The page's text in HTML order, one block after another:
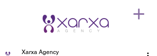
Xarxa Agency